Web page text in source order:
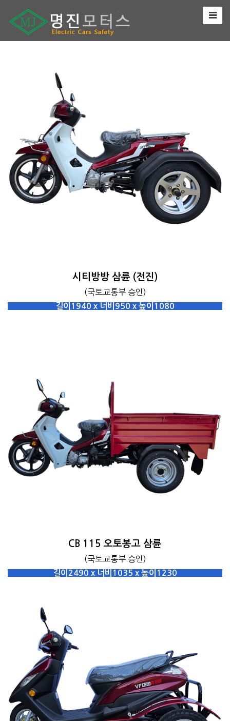
시티방방 삼륜 (전진)
(국토교통부 승인)
길이1940 x 너비950 x 높이1080
CB 115 오토봉고 삼륜
(국토교통부 승인)
길이2490 x 너비1035 x 높이1230